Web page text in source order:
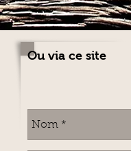
Ou via ce site